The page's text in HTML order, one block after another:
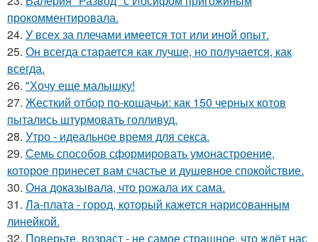
прокомментировала.
24. У всех за плечами имеется тот или иной опыт.
25. Он всегда старается как лучше, но получается, как
всегда.
26. "Хочу еще малышку!
27. Жесткий отбор по-кошачьи: как 150 черных котов
пытались штурмовать голливуд.
28. Утро - идеальное время для секса.
29. Семь способов сформировать умонастроение,
которое принесет вам счастье и душевное спокойствие.
30. Она доказывала, что рожала их сама.
31. Ла-плата - город, который кажется нарисованным
линейкой.
32. Поверьте, возраст - не самое страшное, что ждёт нас